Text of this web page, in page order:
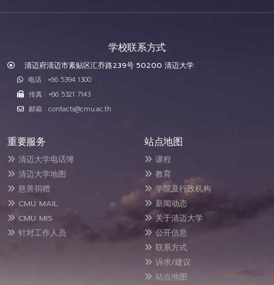
学校联系方式
清迈府清迈市素贴区汇乔路239号 50200 清迈大学
电话 : +66 5394 1300
传真 : +66 5321 7143
邮箱 : contacts@cmu.ac.th
重要服务
清迈大学电话簿
清迈大学地图
慈善捐赠
CMU MAIL
CMU MIS
针对工作人员
站点地图
课程
教育
学院及行政机构
新闻动态
关于清迈大学
公开信息
联系方式
诉求/建议
站点地图